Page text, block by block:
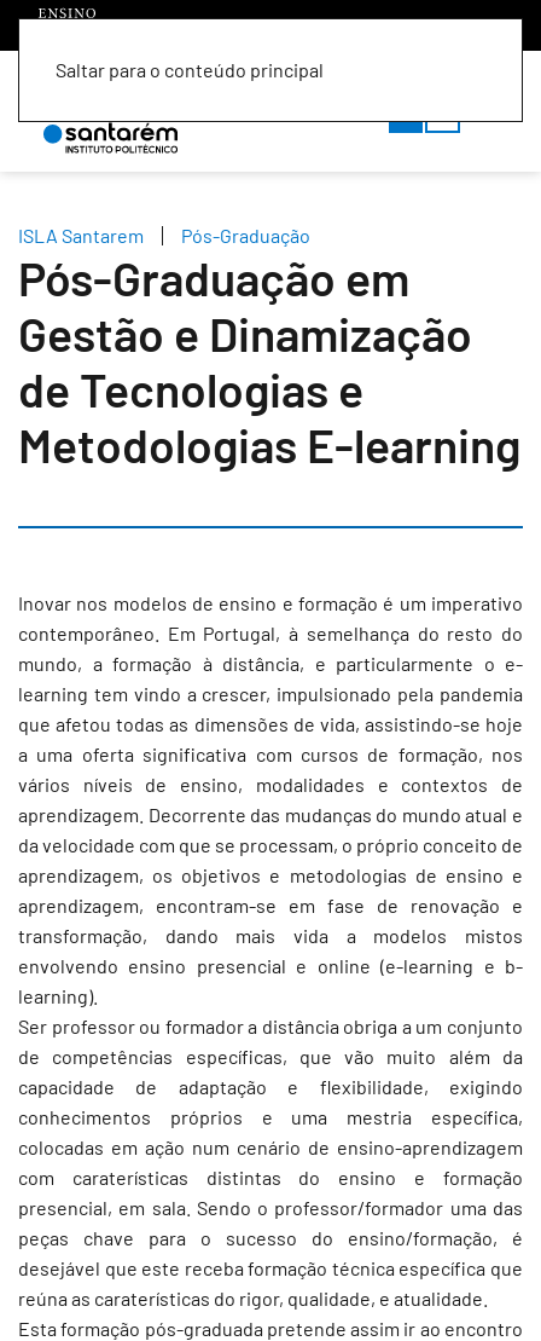
Saltar para o conteúdo principal
ISLA Santarem Pós-Graduação
Pós-Graduação em
Gestão e Dinamização
de Tecnologias e
Metodologias E-learning
Inovar nos modelos de ensino e formação é um imperativo
contemporâneo. Em Portugal, à semelhança do resto do
mundo, a formação à distância, e particularmente o e-
learning tem vindo a crescer, impulsionado pela pandemia
que afetou todas as dimensões de vida, assistindo-se hoje
a uma oferta significativa com cursos de formação, nos
vários níveis de ensino, modalidades e contextos de
aprendizagem. Decorrente das mudanças do mundo atual e
da velocidade com que se processam, o próprio conceito de
aprendizagem, os objetivos e metodologias de ensino e
aprendizagem, encontram-se em fase de renovação e
transformação, dando mais vida a modelos mistos
envolvendo ensino presencial e online (e-learning e b-
learning).
Ser professor ou formador a distância obriga a um conjunto
de competências específicas, que vão muito além da
capacidade de adaptação e flexibilidade, exigindo
conhecimentos próprios e uma mestria específica,
colocadas em ação num cenário de ensino-aprendizagem
com caraterísticas distintas do ensino e formação
presencial, em sala. Sendo o professor/formador uma das
peças chave para o sucesso do ensino/formação, é
desejável que este receba formação técnica específica que
reúna as caraterísticas do rigor, qualidade, e atualidade.
Esta formação pós-graduada pretende assim ir ao encontro